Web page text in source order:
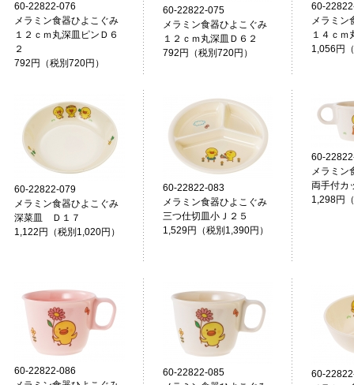
60-22822-076
メラミン食器ひよこぐみ
１２ｃｍ丸深皿ピンＤ６
２
792円（税別720円）
60-22822-075
メラミン食器ひよこぐみ
１２ｃｍ丸深皿Ｄ６２
792円（税別720円）
60-
メラミン
１４ｃｍ
1,056円
60-22822-079
メラミン食器ひよこぐみ
深菜皿 Ｄ１７
1,122円（税別1,020円）
60-22822-083
メラミン食器ひよこぐみ
三つ仕切皿小Ｊ２５
1,529円（税別1,390円）
60-
メラミン
両手付
1,298円
60-22822-086
60-22822-085
60-